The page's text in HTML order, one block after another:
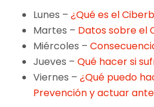
Lunes – ¿Qué es el
Martes – Datos sobre el
Miércoles –
Jueves – Qué hacer si
Viernes – ¿Qué puedo
Prevención y actuar